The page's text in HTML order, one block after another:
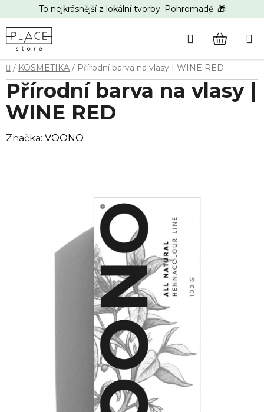
na
obsah
To nejkrásnější z lokální tvorby. Pohromadě. 🎁
Hledat
KOŠÍK
Domů
/ KOSMETIKA / Přírodní barva na vlasy | WINE RED
Přírodní barva na vlasy |
WINE RED
Značka: VOONO